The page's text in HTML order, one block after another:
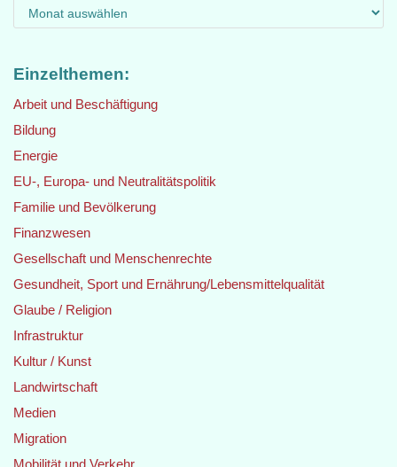
Einzelthemen:
Arbeit und Beschäftigung
Bildung
Energie
EU-, Europa- und Neutralitätspolitik
Familie und Bevölkerung
Finanzwesen
Gesellschaft und Menschenrechte
Gesundheit, Sport und Ernährung/Lebensmittelqualität
Glaube / Religion
Infrastruktur
Kultur / Kunst
Landwirtschaft
Medien
Migration
Mobilität und Verkehr